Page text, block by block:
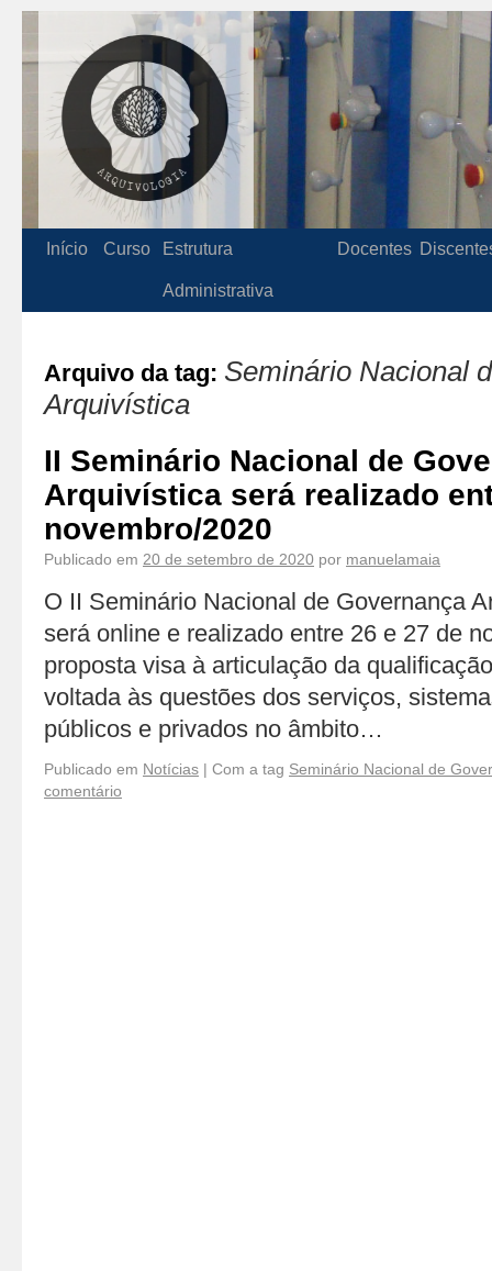
Início Curso Estrutura
Administrativa
Docentes
Arquivo da tag: Seminário Nacional
Arquivística
II Seminário Nacional de
Arquivística será realizado
novembro/2020
Publicado em 20 de setembro de 2020 por manuelamaia
O II Seminário Nacional de Governança
será online e realizado entre 26 e 27 de
proposta visa à articulação da
voltada às questões dos serviços,
públicos e privados no âmbito…
Publicado em Notícias | Com a tag Seminário Nacional de
comentário